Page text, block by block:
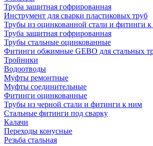
Труба защитная гофрированная
Инструмент для сварки пластиковых труб
Трубы из оцинкованной стали и фитинги
Труба защитная гофрированная
Трубы стальные оцинкованные
Фитинги обжимные GEBO для стальных
Тройники
Водоотводы
Муфты ремонтные
Муфты соединительные
Фитинги оцинкованные
Трубы из черной стали и фитинги к ним
Стальные фитинги под сварку
Калачи
Переходы конусные
Резьба стальная